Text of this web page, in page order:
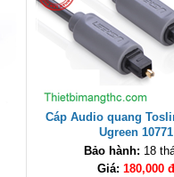
Cáp Audio quang
Ugreen 10771
Bảo hành: 18
Giá: 180,000 đ